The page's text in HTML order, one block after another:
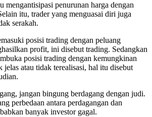
mengantisipasi penurunan harga dengan
itu, trader yang menguasai diri juga
serakah.
posisi trading dengan peluang
profit, ini disebut trading. Sedangkan
posisi trading dengan kemungkinan
jelas atau tidak terealisasi, hal itu disebut
jangan bingung berdagang dengan judi.
perbedaan antara perdagangan dan
banyak investor gagal.